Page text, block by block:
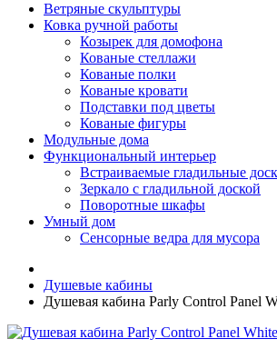
Ветряные скульптуры
Ковка ручной работы
Козырек для домофона
Кованые стеллажи
Кованые полки
Кованые кровати
Подставки под цветы
Кованые фигуры
Модульные дома
Функциональный интерьер
Встраиваемые гладильные
Зеркало с гладильной доской
Поворотные шкафы
Умный дом
Сенсорные ведра для мусора
Душевые кабины
Душевая кабина Parly Control Panel